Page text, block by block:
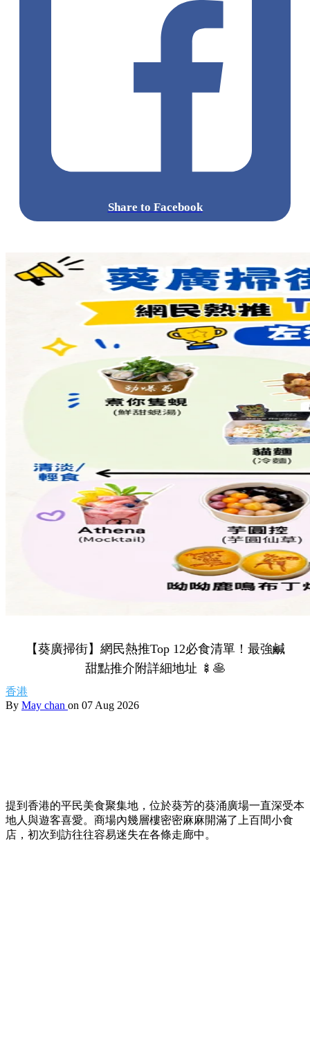
Share to Facebook
【葵廣掃街】網民熱推Top 12必食清單！最強鹹
甜點推介附詳細地址 🍢🥞
香港
By May chan on 07 Aug 2026
提到香港的平民美食聚集地，位於葵芳的葵涌廣場一直深受本
地人與遊客喜愛。商場內幾層樓密密麻麻開滿了上百間小食
店，初次到訪往往容易迷失在各條走廊中。